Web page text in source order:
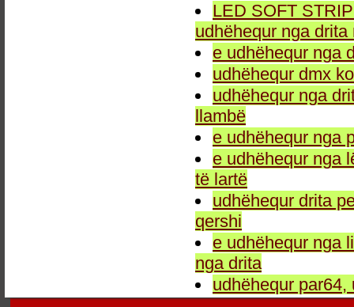
LED SOFT
udhëhequr nga
e udhëhequr nga
udhëhequr dmx
udhëhequr nga
llambë
e udhëhequr nga
e udhëhequr nga
të lartë
udhëhequr drita
qershi
e udhëhequr nga
nga drita
udhëhequr